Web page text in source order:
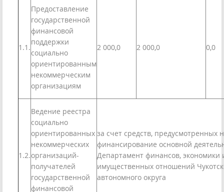
1.1.
Предоставление
государственной
финансовой
поддержки
социально
ориентированным
некоммерческим
организациям
2 000,0 2 000,0 0,0
1.2.
Ведение реестра
социально
ориентированных
некоммерческих
организаций-
получателей
государственной
финансовой
за счет средств, предусмотренных
финансирование основной
Департамент финансов, экономики
имущественных отношений
автономного округа